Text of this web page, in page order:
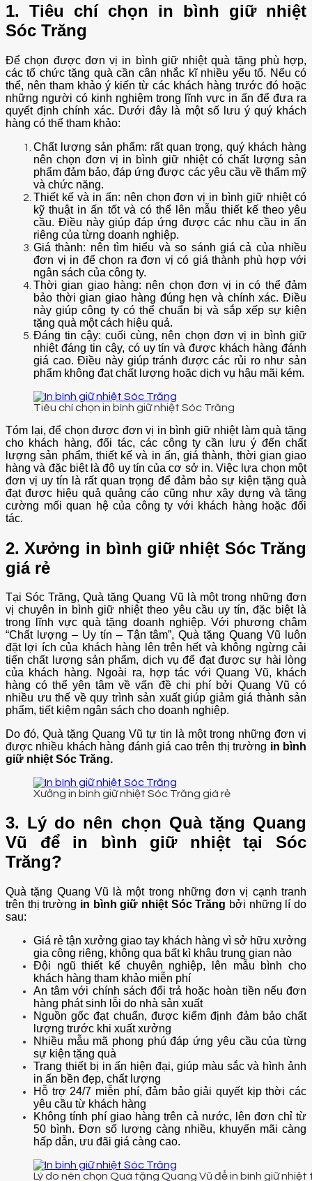
1. Tiêu chí chọn in bình giữ nhiệt
Sóc Trăng
Để chọn được đơn vị in bình giữ nhiệt quà tặng phù hợp,
các tổ chức tặng quà cần cân nhắc kĩ nhiều yếu tố. Nếu có
thể, nên tham khảo ý kiến từ các khách hàng trước đó hoặc
những người có kinh nghiệm trong lĩnh vực in ấn để đưa ra
quyết định chính xác. Dưới đây là một số lưu ý quý khách
hàng có thể tham khảo:
Chất lượng sản phẩm: rất quan trọng, quý khách hàng
nên chọn đơn vị in bình giữ nhiệt có chất lượng sản
phẩm đảm bảo, đáp ứng được các yêu cầu về thẩm mỹ
và chức năng.
Thiết kế và in ấn: nên chọn đơn vị in bình giữ nhiệt có
kỹ thuật in ấn tốt và có thể lên mẫu thiết kế theo yêu
cầu. Điều này giúp đáp ứng được các nhu cầu in ấn
riêng của từng doanh nghiệp.
Giá thành: nên tìm hiểu và so sánh giá cả của nhiều
đơn vị in để chọn ra đơn vị có giá thành phù hợp với
ngân sách của công ty.
Thời gian giao hàng: nên chọn đơn vị in có thể đảm
bảo thời gian giao hàng đúng hẹn và chính xác. Điều
này giúp công ty có thể chuẩn bị và sắp xếp sự kiện
tặng quà một cách hiệu quả.
Đáng tin cậy: cuối cùng, nên chọn đơn vị in bình giữ
nhiệt đáng tin cậy, có uy tín và được khách hàng đánh
giá cao. Điều này giúp tránh được các rủi ro như sản
phẩm không đạt chất lượng hoặc dịch vụ hậu mãi kém.
Tiêu chí chọn in bình giữ nhiệt Sóc Trăng
Tóm lại, để chọn được đơn vị in bình giữ nhiệt làm quà tặng
cho khách hàng, đối tác, các công ty cần lưu ý đến chất
lượng sản phẩm, thiết kế và in ấn, giá thành, thời gian giao
hàng và đặc biệt là độ uy tín của cơ sở in. Việc lựa chọn một
đơn vị uy tín là rất quan trọng để đảm bảo sự kiện tặng quà
đạt được hiệu quả quảng cáo cũng như xây dựng và tăng
cường mối quan hệ của công ty với khách hàng hoặc đối
tác.
2. Xưởng in bình giữ nhiệt Sóc Trăng
giá rẻ
Tại Sóc Trăng, Quà tặng Quang Vũ là một trong những đơn
vị chuyên in bình giữ nhiệt theo yêu cầu uy tín, đặc biệt là
trong lĩnh vực quà tặng doanh nghiệp. Với phương châm
“Chất lượng – Uy tín – Tận tâm”, Quà tặng Quang Vũ luôn
đặt lợi ích của khách hàng lên trên hết và không ngừng cải
tiến chất lượng sản phẩm, dịch vụ để đạt được sự hài lòng
của khách hàng. Ngoài ra, hợp tác với Quang Vũ, khách
hàng có thể yên tâm về vấn đề chi phí bởi Quang Vũ có
nhiều ưu thế về quy trình sản xuất giúp giảm giá thành sản
phẩm, tiết kiệm ngân sách cho doanh nghiệp.
Do đó, Quà tặng Quang Vũ tự tin là một trong những đơn vị
được nhiều khách hàng đánh giá cao trên thị trường in bình
giữ nhiệt Sóc Trăng.
Xưởng in bình giữ nhiệt Sóc Trăng giá rẻ
3. Lý do nên chọn Quà tặng Quang
Vũ để in bình giữ nhiệt tại Sóc
Trăng?
Quà tặng Quang Vũ là một trong những đơn vị cạnh tranh
trên thị trường in bình giữ nhiệt Sóc Trăng bởi những lí do
sau:
Giá rẻ tận xưởng giao tay khách hàng vì sở hữu xưởng
gia công riêng, không qua bất kì khâu trung gian nào
Đội ngũ thiết kế chuyên nghiệp, lên mẫu bình cho
khách hàng tham khảo miễn phí
An tâm với chính sách đổi trả hoặc hoàn tiền nếu đơn
hàng phát sinh lỗi do nhà sản xuất
Nguồn gốc đạt chuẩn, được kiểm định đảm bảo chất
lượng trước khi xuất xưởng
Nhiều mẫu mã phong phú đáp ứng yêu cầu của từng
sự kiện tặng quà
Trang thiết bị in ấn hiện đại, giúp màu sắc và hình ảnh
in ấn bền đẹp, chất lượng
Hỗ trợ 24/7 miễn phí, đảm bảo giải quyết kịp thời các
yêu cầu từ khách hàng
Không tính phí giao hàng trên cả nước, lên đơn chỉ từ
50 bình. Đơn số lượng càng nhiều, khuyến mãi càng
hấp dẫn, ưu đãi giá càng cao.
Lý do nên chọn Quà tặng Quang Vũ để in bình giữ